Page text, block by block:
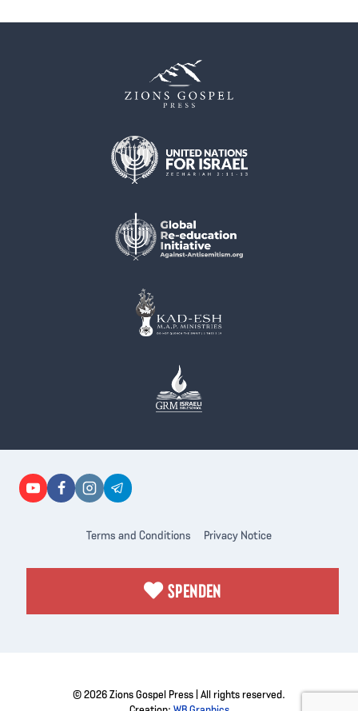
Terms and Conditions Privacy Notice
SPENDEN
© 2026 Zions Gospel Press | All rights reserved.